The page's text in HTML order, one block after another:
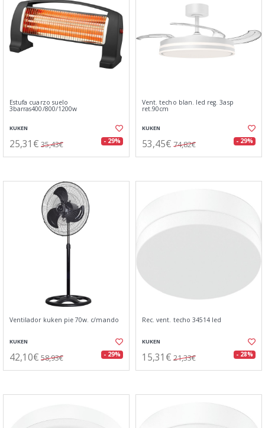
Estufa cuarzo suelo
3barras400/800/1200w
KUKEN
25,31€ 35,43€ - 29%
Vent. techo blan. led reg. 3asp
ret.90cm
KUKEN
53,45€ 74,82€ - 29%
Ventilador kuken pie 70w. c/mando
KUKEN
42,10€ 58,93€ - 29%
Rec. vent. techo 34514 led
KUKEN
15,31€ 21,33€ - 28%